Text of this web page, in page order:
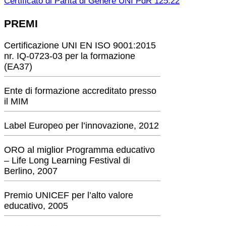
PREMI
Certificazione UNI EN ISO 9001:2015
nr. IQ-0723-03 per la formazione
(EA37)
Ente di formazione accreditato presso
il MIM
Label Europeo per l’innovazione, 2012
ORO al miglior Programma educativo
– Life Long Learning Festival di
Berlino, 2007
Premio UNICEF per l’alto valore
educativo, 2005